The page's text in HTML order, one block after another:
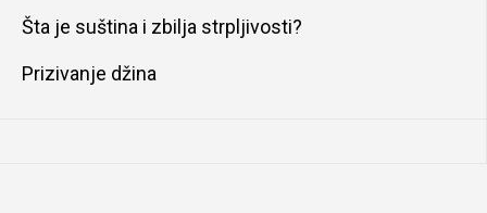
Šta je suština i zbilja strpljivosti?
Prizivanje džina